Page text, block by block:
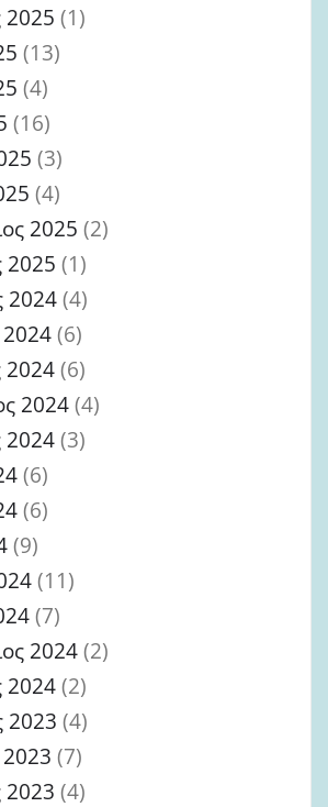
2025 (1)
(13)
(4)
(16)
(3)
(4)
2025 (2)
2025 (1)
2024(4)
(6)
2024(6)
2024(4)
2024(3)
(6)
(6)
(9)
(11)
(7)
2024(2)
2024(2)
2023 (4)
(7)
2023 (4)